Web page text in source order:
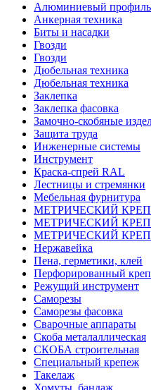
Алюминиевый профиль
Анкерная техника
Биты и насадки
Гвозди
Гвозди
Дюбельная техника
Дюбельная техника
Заклепка
Заклепка фасовка
Замочно-скобяные
Защита труда
Инженерные системы
Инструмент
Краска-спрей RAL
Лестницы и стремянки
Мебельная фурнитура
МЕТРИЧЕСКИЙ
МЕТРИЧЕСКИЙ
МЕТРИЧЕСКИЙ
Нержавейка
Пена, герметики, клей
Перфорированный
Режущий инструмент
Саморезы
Саморезы фасовка
Сварочные аппараты
Скоба металаллическая
СКОБА строительная
Специальный крепеж
Такелаж